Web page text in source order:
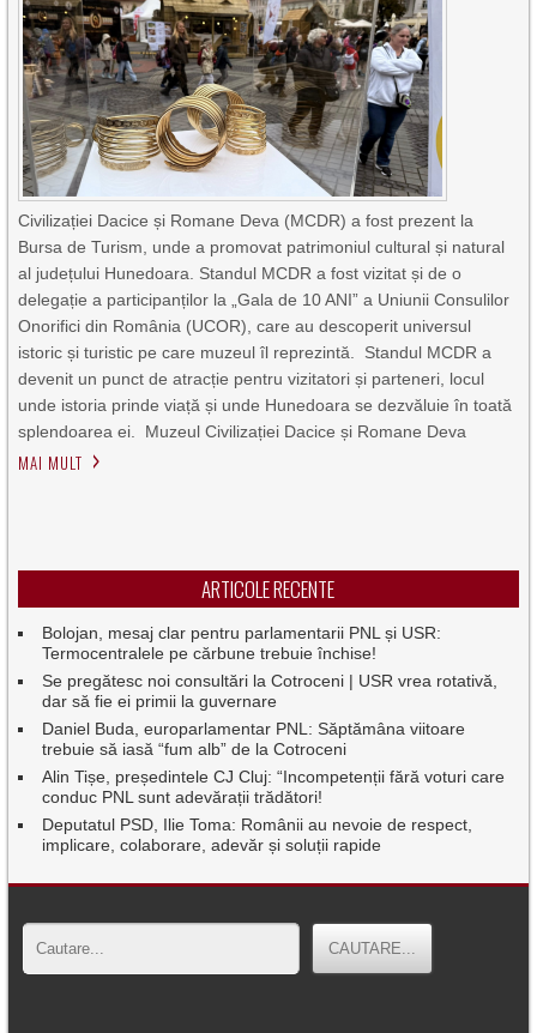
Civilizației Dacice și Romane Deva (MCDR) a fost prezent la
Bursa de Turism, unde a promovat patrimoniul cultural și natural
al județului Hunedoara. Standul MCDR a fost vizitat și de o
delegație a participanților la „Gala de 10 ANI” a Uniunii Consulilor
Onorifici din România (UCOR), care au descoperit universul
istoric și turistic pe care muzeul îl reprezintă. Standul MCDR a
devenit un punct de atracție pentru vizitatori și parteneri, locul
unde istoria prinde viață și unde Hunedoara se dezvăluie în toată
splendoarea ei. Muzeul Civilizației Dacice și Romane Deva
MAI MULT
ARTICOLE RECENTE
Bolojan, mesaj clar pentru parlamentarii PNL și USR:
Termocentralele pe cărbune trebuie închise!
Se pregătesc noi consultări la Cotroceni | USR vrea rotativă,
dar să fie ei primii la guvernare
Daniel Buda, europarlamentar PNL: Săptămâna viitoare
trebuie să iasă “fum alb” de la Cotroceni
Alin Tișe, președintele CJ Cluj: “Incompetenții fără voturi care
conduc PNL sunt adevărații trădători!
Deputatul PSD, Ilie Toma: Românii au nevoie de respect,
implicare, colaborare, adevăr și soluții rapide